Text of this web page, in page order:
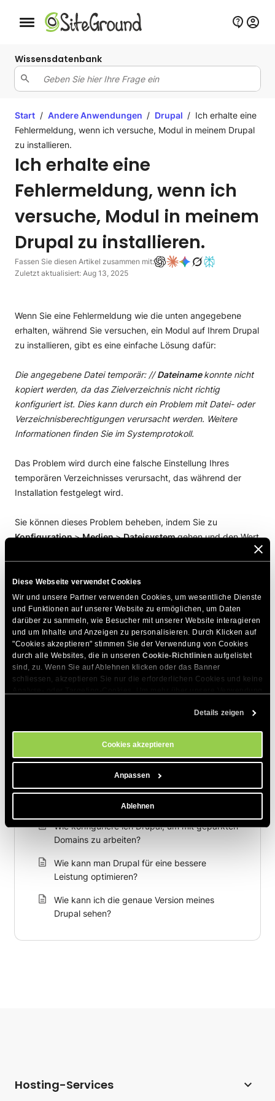
Diese Webseite verwendet Cookies
Wir und unsere Partner verwenden Cookies, um wesentliche Dienste
und Funktionen auf unserer Website zu ermöglichen, um Daten
darüber zu sammeln, wie Besucher mit unserer Website interagieren
und um Inhalte und Anzeigen zu personalisieren. Durch Klicken auf
"Cookies akzeptieren" stimmen Sie der Verwendung von Cookies
durch alle Websites, die in unseren Cookie-Richtlinien aufgelistet
sind, zu. Wenn Sie auf Ablehnen klicken oder das Banner
schliessen, akzeptieren Sie nur die erforderlichen Cookies und keine
. Sie können Ihre Cookie-Einstellungen jederzeit im
Details zeigen
Cookies akzeptieren
Anpassen
Ablehnen
Schaltfläche Mobile Navigation
Wissensdatenbank
Start / Andere Anwendungen / Drupal / Ich erhalte eine
Fehlermeldung, wenn ich versuche, Modul in meinem Drupal
zu installieren.
Ich erhalte eine
Fehlermeldung, wenn ich
versuche, Modul in meinem
Drupal zu installieren.
Fassen Sie diesen Artikel zusammen mit:
Zuletzt aktualisiert: Aug 13, 2025
Wenn Sie eine Fehlermeldung wie die unten angegebene
erhalten, während Sie versuchen, ein Modul auf Ihrem Drupal
zu installieren, gibt es eine einfache Lösung dafür:
Die angegebene Datei temporär: //Dateinamekonnte nicht
kopiert werden, da das Zielverzeichnis nicht richtig
konfiguriert ist. Dies kann durch ein Problem mit Datei- oder
Verzeichnisberechtigungen verursacht werden. Weitere
Informationen finden Sie im Systemprotokoll.
Das Problem wird durch eine falsche Einstellung Ihres
temporären Verzeichnisses verursacht, das während der
Installation festgelegt wird.
Sie können dieses Problem beheben, indem Sie zu
Konfiguration>Medien>Dateisystemgehen und den Wert
Danach können Sie die Installation Ihres Moduls durchführen.
DIESEN ARTIKEL TEILEN
Wie kann ich RSS in Drupal aktivieren?
Wie deaktiviert man Kommentare in Drupal?
Wie ändere ich die Reihenfolge der
Seiteninhalte in Drupal?
Wie konfiguriere ich Drupal, um mit geparkten
Domains zu arbeiten?
Wie kann man Drupal für eine bessere
Leistung optimieren?
Wie kann ich die genaue Version meines
Drupal sehen?
Hosting-Services